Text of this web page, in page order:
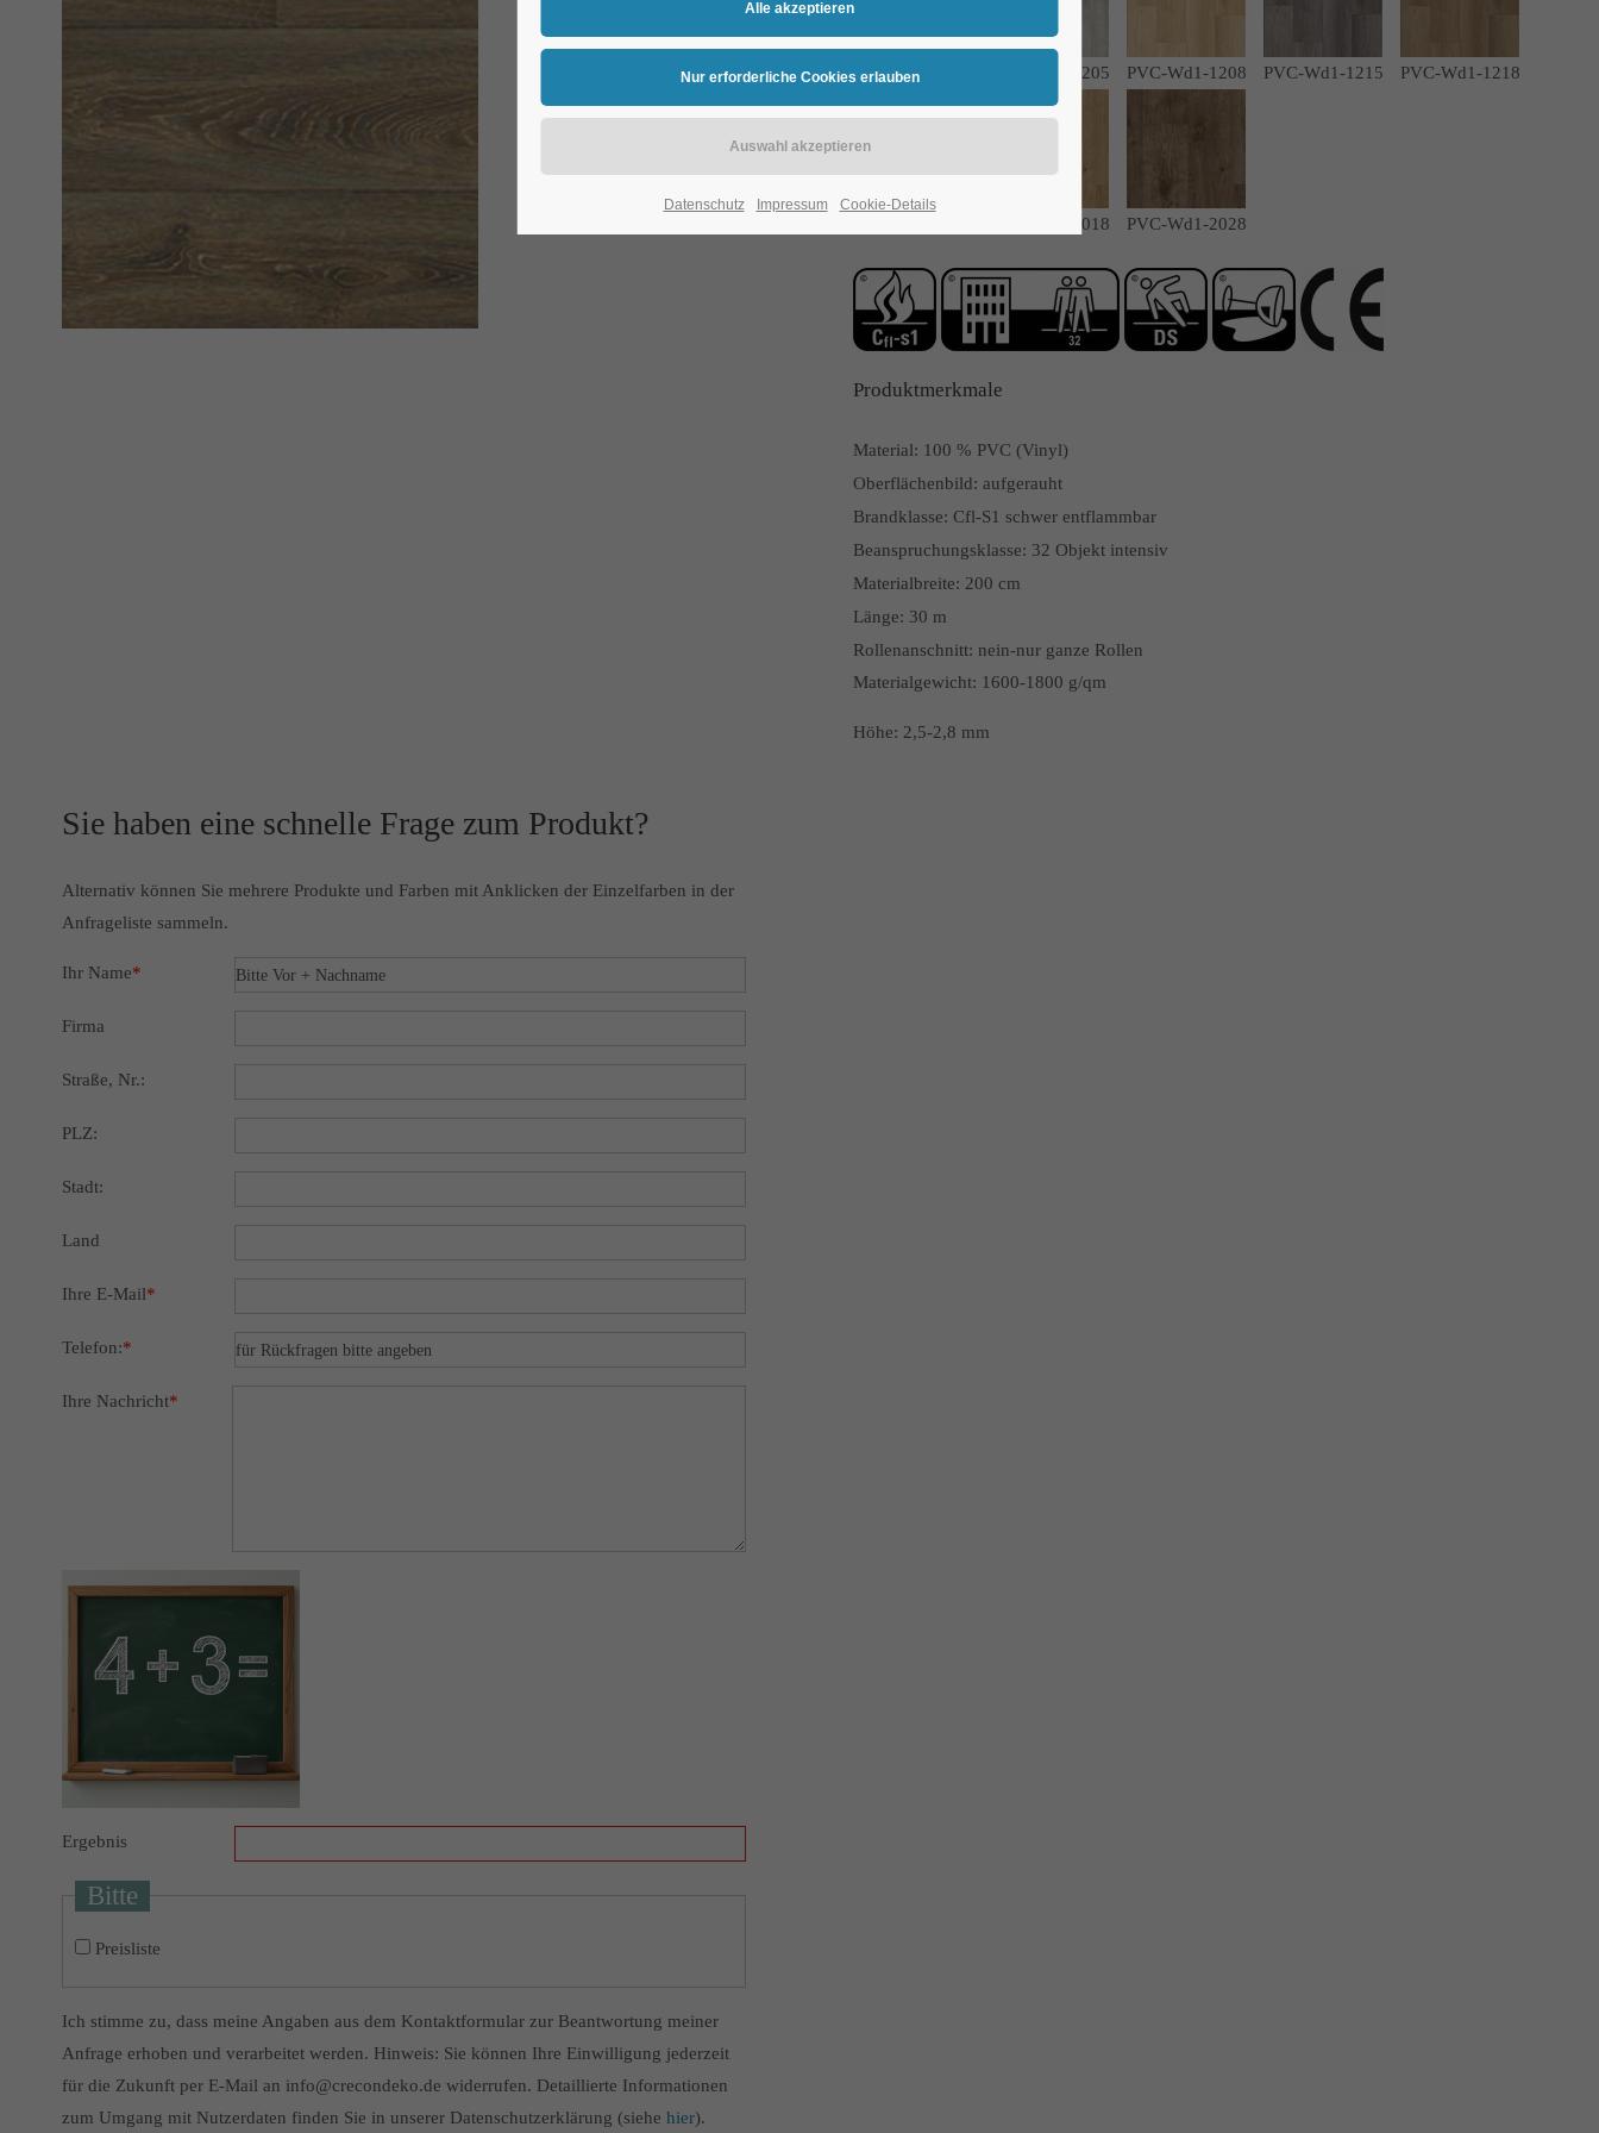
PVC-Wd1-2008 PVC-Wd1-1205 PVC-Wd1-1208 PVC-Wd1-1215 PVC-Wd1-1218
PVC-Wd1-2018 PVC-Wd1-2028
Produktmerkmale
Material: 100 % PVC (Vinyl)
Oberflächenbild: aufgerauht
Brandklasse: Cfl-S1 schwer entflammbar
Beanspruchungsklasse: 32 Objekt intensiv
Materialbreite: 200 cm
Länge: 30 m
Rollenanschnitt: nein-nur ganze Rollen
Materialgewicht: 1600-1800 g/qm
Höhe: 2,5-2,8 mm
Sie haben eine schnelle Frage zum Produkt?
Alternativ können Sie mehrere Produkte und Farben mit Anklicken der Einzelfarben in der
Anfrageliste sammeln.
Ihr Name*
Firma
Straße, Nr.:
PLZ:
Stadt:
Land
Ihre E-Mail*
Telefon:*
Ihre Nachricht*
Ergebnis
Bitte
Preisliste
Ich stimme zu, dass meine Angaben aus dem Kontaktformular zur Beantwortung meiner
Anfrage erhoben und verarbeitet werden. Hinweis: Sie können Ihre Einwilligung jederzeit
für die Zukunft per E-Mail an info@crecondeko.de widerrufen. Detaillierte Informationen
zum Umgang mit Nutzerdaten finden Sie in unserer Datenschutzerklärung (siehe hier).
Datenschutz Impressum Cookie-Details